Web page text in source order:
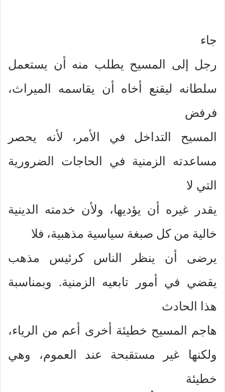
جاء
رجل إلى المسيح يطلب منه أن يستعمل
سلطانه ليقنع أخاه أن يقاسمه الميراث،
فرفض
المسيح التداخل في الأمر، لأنه يحصر
مساعدته الزمنية في الحاجات الضرورية
التي لا
يقدر غيره أن يؤديها، ولأن خدمته الدينية
خالية من كل صبغة سياسية مذهبية، فلا
يرضى أن ينظر الناس كرئيس مذهب
يقضي في أمور تابعيه الزمنية. وبمناسبة
هذا الحادث
هاجم المسيح خطيئة أخرى أعم من الرياء،
ولكنها غير مستقبحة عند العموم، وهي
خطيئة